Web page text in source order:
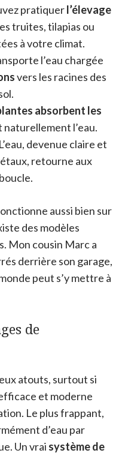
pratiquerl’élevage
truites, tilapias ou
à votre climat.
l’eau chargée
vers les racines des
absorbent les
l’eau.
devenue claire et
retourne aux
aussi bien sur
des modèles
Mon cousin Marc a
derrière son garage,
peut s’y mettre à
de
atouts, surtout si
et moderne
Le plus frappant,
d’eau par
Un vrai système de